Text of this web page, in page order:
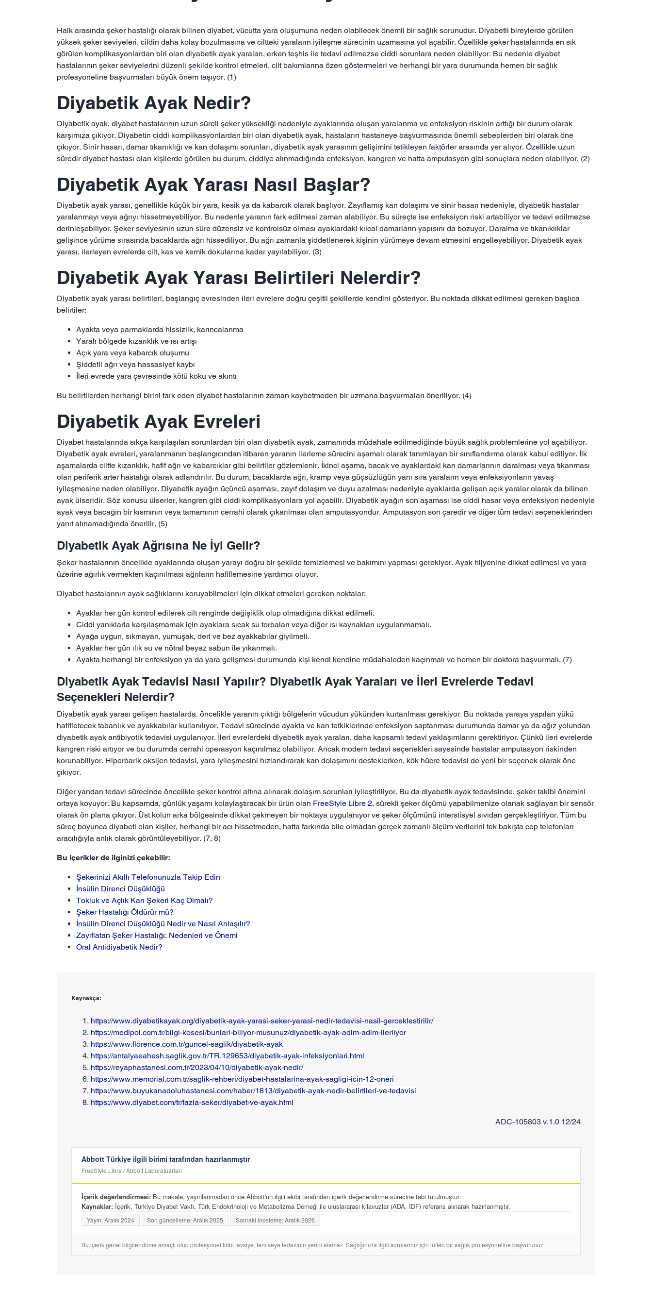
Halk arasında şeker hastalığı olarak bilinen diyabet, vücutta yara oluşumuna neden olabilecek önemli bir sağlık sorunudur. Diyabetli bireylerde görülen
yüksek şeker seviyeleri, cildin daha kolay bozulmasına ve ciltteki yaraların iyileşme sürecinin uzamasına yol açabilir. Özellikle şeker hastalarında en sık
görülen komplikasyonlardan biri olan diyabetik ayak yaraları, erken teşhis ile tedavi edilmezse ciddi sorunlara neden olabiliyor. Bu nedenle diyabet
hastalarının şeker seviyelerini düzenli şekilde kontrol etmeleri, cilt bakımlarına özen göstermeleri ve herhangi bir yara durumunda hemen bir sağlık
profesyoneline başvurmaları büyük önem taşıyor. (1)
Diyabetik Ayak Nedir?
Diyabetik ayak, diyabet hastalarının uzun süreli şeker yüksekliği nedeniyle ayaklarında oluşan yaralanma ve enfeksiyon riskinin arttığı bir durum olarak
karşımıza çıkıyor. Diyabetin ciddi komplikasyonlardan biri olan diyabetik ayak, hastaların hastaneye başvurmasında önemli sebeplerden biri olarak öne
çıkıyor. Sinir hasarı, damar tıkanıklığı ve kan dolaşımı sorunları, diyabetik ayak yarasının gelişimini tetikleyen faktörler arasında yer alıyor. Özellikle uzun
süredir diyabet hastası olan kişilerde görülen bu durum, ciddiye alınmadığında enfeksiyon, kangren ve hatta amputasyon gibi sonuçlara neden olabiliyor. (2)
Diyabetik Ayak Yarası Nasıl Başlar?
Diyabetik ayak yarası, genellikle küçük bir yara, kesik ya da kabarcık olarak başlıyor. Zayıflamış kan dolaşımı ve sinir hasarı nedeniyle, diyabetik hastalar
yaralanmayı veya ağrıyı hissetmeyebiliyor. Bu nedenle yaranın fark edilmesi zaman alabiliyor. Bu süreçte ise enfeksiyon riski artabiliyor ve tedavi edilmezse
derinleşebiliyor. Şeker seviyesinin uzun süre düzensiz ve kontrolsüz olması ayaklardaki kılcal damarların yapısını da bozuyor. Daralma ve tıkanıklıklar
gelişince yürüme sırasında bacaklarda ağrı hissediliyor. Bu ağrı zamanla şiddetlenerek kişinin yürümeye devam etmesini engelleyebiliyor. Diyabetik ayak
yarası, ilerleyen evrelerde cilt, kas ve kemik dokularına kadar yayılabiliyor. (3)
Diyabetik Ayak Yarası Belirtileri Nelerdir?
Diyabetik ayak yarası belirtileri, başlangıç evresinden ileri evrelere doğru çeşitli şekillerde kendini gösteriyor. Bu noktada dikkat edilmesi gereken başlıca
belirtiler:
Ayakta veya parmaklarda hissizlik, karıncalanma
Yaralı bölgede kızarıklık ve ısı artışı
Açık yara veya kabarcık oluşumu
Şiddetli ağrı veya hassasiyet kaybı
İleri evrede yara çevresinde kötü koku ve akıntı
Bu belirtilerden herhangi birini fark eden diyabet hastalarının zaman kaybetmeden bir uzmana başvurmaları öneriliyor. (4)
Diyabetik Ayak Evreleri
Diyabet hastalarında sıkça karşılaşılan sorunlardan biri olan diyabetik ayak, zamanında müdahale edilmediğinde büyük sağlık problemlerine yol açabiliyor.
Diyabetik ayak evreleri, yaralanmanın başlangıcından itibaren yaranın ilerleme sürecini aşamalı olarak tanımlayan bir sınıflandırma olarak kabul ediliyor. İlk
aşamalarda ciltte kızarıklık, hafif ağrı ve kabarcıklar gibi belirtiler gözlemlenir. İkinci aşama, bacak ve ayaklardaki kan damarlarının daralması veya tıkanması
olan periferik arter hastalığı olarak adlandırılır. Bu durum, bacaklarda ağrı, kramp veya güçsüzlüğün yanı sıra yaraların veya enfeksiyonların yavaş
iyileşmesine neden olabiliyor. Diyabetik ayağın üçüncü aşaması, zayıf dolaşım ve duyu azalması nedeniyle ayaklarda gelişen açık yaralar olarak da bilinen
ayak ülseridir. Söz konusu ülserler, kangren gibi ciddi komplikasyonlara yol açabilir. Diyabetik ayağın son aşaması ise ciddi hasar veya enfeksiyon nedeniyle
ayak veya bacağın bir kısmının veya tamamının cerrahi olarak çıkarılması olan amputasyondur. Amputasyon son çaredir ve diğer tüm tedavi seçeneklerinden
yanıt alınamadığında önerilir. (5)
Diyabetik Ayak Ağrısına Ne İyi Gelir?
Şeker hastalarının öncelikle ayaklarında oluşan yarayı doğru bir şekilde temizlemesi ve bakımını yapması gerekiyor. Ayak hijyenine dikkat edilmesi ve yara
üzerine ağırlık vermekten kaçınılması ağrıların hafiflemesine yardımcı oluyor.
Diyabet hastalarının ayak sağlıklarını koruyabilmeleri için dikkat etmeleri gereken noktalar:
Ayaklar her gün kontrol edilerek cilt renginde değişiklik olup olmadığına dikkat edilmeli.
Ciddi yanıklarla karşılaşmamak için ayaklara sıcak su torbaları veya diğer ısı kaynakları uygulanmamalı.
Ayağa uygun, sıkmayan, yumuşak, deri ve bez ayakkabılar giyilmeli.
Ayaklar her gün ılık su ve nötral beyaz sabun ile yıkanmalı.
Ayakta herhangi bir enfeksiyon ya da yara gelişmesi durumunda kişi kendi kendine müdahaleden kaçınmalı ve hemen bir doktora başvurmalı. (7)
Diyabetik Ayak Tedavisi Nasıl Yapılır? Diyabetik Ayak Yaraları ve İleri Evrelerde Tedavi
Seçenekleri Nelerdir?
Diyabetik ayak yarası gelişen hastalarda, öncelikle yaranın çıktığı bölgelerin vücudun yükünden kurtarılması gerekiyor. Bu noktada yaraya yapılan yükü
hafifletecek tabanlık ve ayakkabılar kullanılıyor. Tedavi sürecinde ayakta ve kan tetkiklerinde enfeksiyon saptanması durumunda damar ya da ağız yolundan
diyabetik ayak antibiyotik tedavisi uygulanıyor. İleri evrelerdeki diyabetik ayak yaraları, daha kapsamlı tedavi yaklaşımlarını gerektiriyor. Çünkü ileri evrelerde
kangren riski artıyor ve bu durumda cerrahi operasyon kaçınılmaz olabiliyor. Ancak modern tedavi seçenekleri sayesinde hastalar amputasyon riskinden
korunabiliyor. Hiperbarik oksijen tedavisi, yara iyileşmesini hızlandırarak kan dolaşımını desteklerken, kök hücre tedavisi de yeni bir seçenek olarak öne
çıkıyor.
Diğer yandan tedavi sürecinde öncelikle şeker kontrol altına alınarak dolaşım sorunları iyileştiriliyor. Bu da diyabetik ayak tedavisinde, şeker takibi önemini
ortaya koyuyor. Bu kapsamda, günlük yaşamı kolaylaştıracak bir ürün olan FreeStyle Libre 2, sürekli şeker ölçümü yapabilmenize olanak sağlayan bir sensör
olarak ön plana çıkıyor. Üst kolun arka bölgesinde dikkat çekmeyen bir noktaya uygulanıyor ve şeker ölçümünü interstisyel sıvıdan gerçekleştiriyor. Tüm bu
süreç boyunca diyabeti olan kişiler, herhangi bir acı hissetmeden, hatta farkında bile olmadan gerçek zamanlı ölçüm verilerini tek bakışta cep telefonları
aracılığıyla anlık olarak görüntüleyebiliyor. (7, 8)
Bu içerikler de ilginizi çekebilir:
Şekerinizi Akıllı Telefonunuzla Takip Edin
İnsülin Direnci Düşüklüğü
Tokluk ve Açlık Kan Şekeri Kaç Olmalı?
Şeker Hastalığı Öldürür mü?
İnsülin Direnci Düşüklüğü Nedir ve Nasıl Anlaşılır?
Zayıflatan Şeker Hastalığı: Nedenleri ve Önemi
Oral Antidiyabetik Nedir?
Kaynakça:
https://www.diyabetikayak.org/diyabetik-ayak-yarasi-seker-yarasi-nedir-tedavisi-nasil-gerceklestirilir/
https://medipol.com.tr/bilgi-kosesi/bunlari-biliyor-musunuz/diyabetik-ayak-adim-adim-ilerliyor
https://www.florence.com.tr/guncel-saglik/diyabetik-ayak
https://antalyaeahesh.saglik.gov.tr/TR,129653/diyabetik-ayak-infeksiyonlari.html
https://reyaphastanesi.com.tr/2023/04/10/diyabetik-ayak-nedir/
https://www.memorial.com.tr/saglik-rehberi/diyabet-hastalarina-ayak-sagligi-icin-12-oneri
https://www.buyukanadoluhastanesi.com/haber/1813/diyabetik-ayak-nedir-belirtileri-ve-tedavisi
https://www.diyabet.com/tr/fazla-seker/diyabet-ve-ayak.html
ADC-105803 v.1.0 12/24
Abbott Türkiye ilgili birimi tarafından hazırlanmıştır
FreeStyle Libre / Abbott Laboratuarları
İçerik değerlendirmesi: Bu makale, yayınlanmadan önce Abbott'un ilgili ekibi tarafından içerik değerlendirme sürecine tabi tutulmuştur.
Kaynaklar: İçerik, Türkiye Diyabet Vakfı, Türk Endokrinoloji ve Metabolizma Derneği ile uluslararası kılavuzlar (ADA, IDF) referans alınarak hazırlanmıştır.
Yayın: Aralık 2024 Son güncelleme: Aralık 2025 Sonraki inceleme: Aralık 2026
Bu içerik genel bilgilendirme amaçlı olup profesyonel tıbbi tavsiye, tanı veya tedavinin yerini alamaz. Sağlığınızla ilgili sorularınız için lütfen bir sağlık profesyoneline başvurunuz.